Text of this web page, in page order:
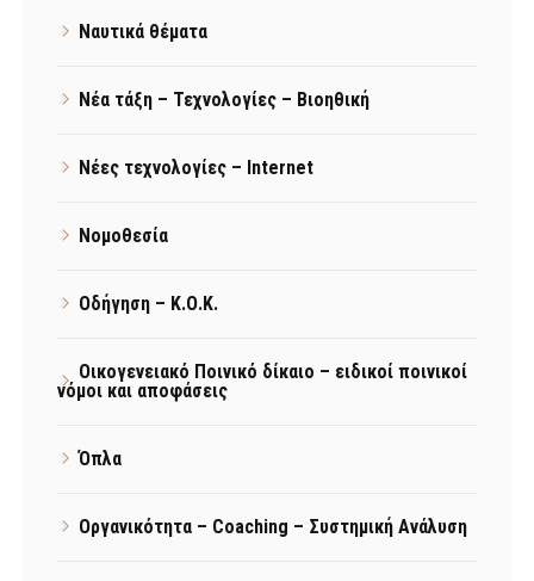
Ναυτικά θέματα
Νέα τάξη – Τεχνολογίες – Βιοηθική
Νέες τεχνολογίες – Internet
Νομοθεσία
Οδήγηση – Κ.Ο.Κ.
Οικογενειακό Ποινικό δίκαιο – ειδικοί ποινικοί
νόμοι και αποφάσεις
Όπλα
Οργανικότητα – Coaching – Συστημική Ανάλυση